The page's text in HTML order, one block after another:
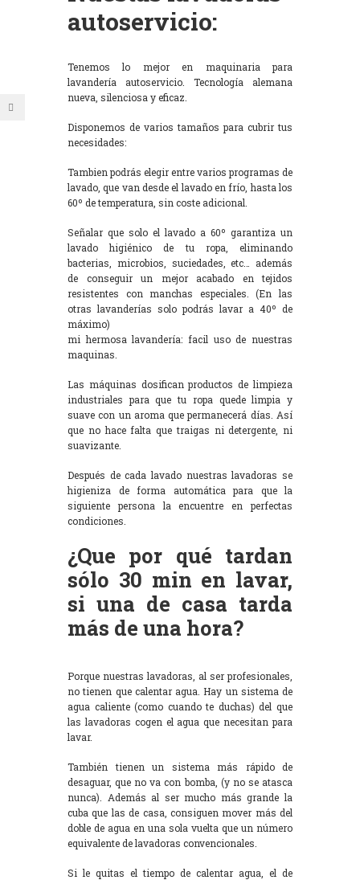
autoservicio:
Tenemos lo mejor en maquinaria para
lavandería autoservicio. Tecnología alemana
nueva, silenciosa y eficaz.
Disponemos de varios tamaños para cubrir tus
necesidades:
Tambien podrás elegir entre varios programas de
lavado, que van desde el lavado en frío, hasta los
60º de temperatura, sin coste adicional.
Señalar que solo el lavado a 60º garantiza un
lavado higiénico de tu ropa, eliminando
bacterias, microbios, suciedades, etc… además
de conseguir un mejor acabado en tejidos
resistentes con manchas especiales. (En las
otras lavanderías solo podrás lavar a 40º de
máximo)
mi hermosa lavandería: facil uso de nuestras
maquinas.
Las máquinas dosifican productos de limpieza
industriales para que tu ropa quede limpia y
suave con un aroma que permanecerá días. Así
que no hace falta que traigas ni detergente, ni
suavizante.
Después de cada lavado nuestras lavadoras se
higieniza de forma automática para que la
siguiente persona la encuentre en perfectas
condiciones.
¿Que por qué tardan
sólo 30 min en lavar,
si una de casa tarda
más de una hora?
Porque nuestras lavadoras, al ser profesionales,
no tienen que calentar agua. Hay un sistema de
agua caliente (como cuando te duchas) del que
las lavadoras cogen el agua que necesitan para
lavar.
También tienen un sistema más rápido de
desaguar, que no va con bomba, (y no se atasca
nunca). Además al ser mucho más grande la
cuba que las de casa, consiguen mover más del
doble de agua en una sola vuelta que un número
equivalente de lavadoras convencionales.
Si le quitas el tiempo de calentar agua, el de